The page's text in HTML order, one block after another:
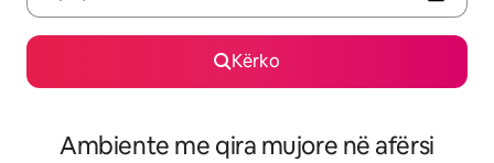
Kërko
Ambiente me qira mujore në afërsi